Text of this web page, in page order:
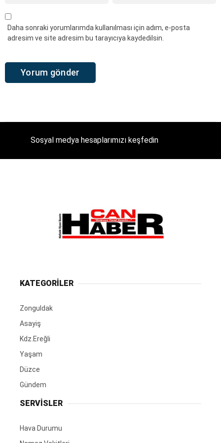
Daha sonraki yorumlarımda kullanılması için adım, e-posta
adresim ve site adresim bu tarayıcıya kaydedilsin.
Sosyal medya hesaplarımızı keşfedin
KATEGORİLER
Zonguldak
Asayiş
Kdz.Ereğli
Yaşam
Düzce
Gündem
SERVİSLER
Hava Durumu